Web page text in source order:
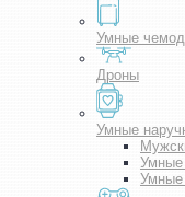
Умные
Дроны
Умные
Умные
Умные